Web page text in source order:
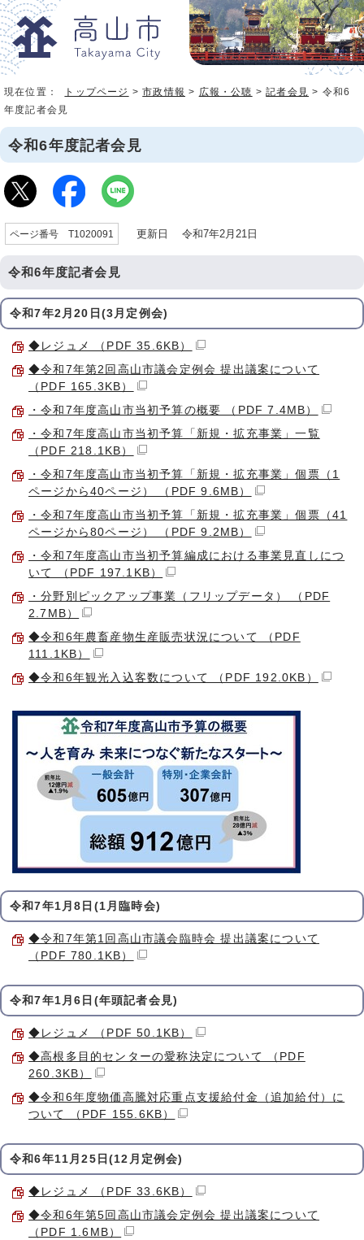
現在位置： トップページ >市政情報 > 広報・公聴 >記者会見 > 令和6
年度記者会見
令和6年度記者会見
ページ番号 T1020091 更新日 令和7年2月21日
令和6年度記者会見
令和7年2月20日(3月定例会)
◆レジュメ （PDF 35.6KB）
◆令和7年第2回高山市議会定例会 提出議案について
（PDF 165.3KB）
・令和7年度高山市当初予算の概要 （PDF 7.4MB）
・令和7年度高山市当初予算「新規・拡充事業」一覧
（PDF 218.1KB）
・令和7年度高山市当初予算「新規・拡充事業」個票（1
ページから40ページ） （PDF 9.6MB）
・令和7年度高山市当初予算「新規・拡充事業」個票（41
ページから80ページ） （PDF 9.2MB）
・令和7年度高山市当初予算編成における事業見直しにつ
いて （PDF 197.1KB）
・分野別ピックアップ事業（フリップデータ） （PDF
2.7MB）
◆令和6年農畜産物生産販売状況について （PDF
111.1KB）
◆令和6年観光入込客数について （PDF 192.0KB）
令和7年1月8日(1月臨時会)
◆令和7年第1回高山市議会臨時会 提出議案について
（PDF 780.1KB）
令和7年1月6日(年頭記者会見)
◆レジュメ （PDF 50.1KB）
◆高根多目的センターの愛称決定について （PDF
260.3KB）
◆令和6年度物価高騰対応重点支援給付金（追加給付）に
ついて （PDF 155.6KB）
令和6年11月25日(12月定例会)
◆レジュメ （PDF 33.6KB）
◆令和6年第5回高山市議会定例会 提出議案について
（PDF 1.6MB）